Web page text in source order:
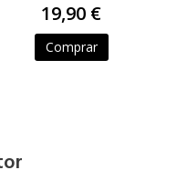
19,90 €
Comprar